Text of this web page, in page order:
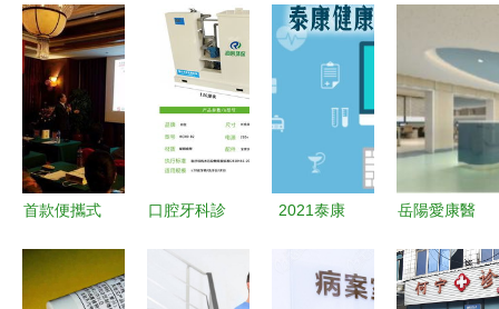
首款便攜式
檢測儀
口腔牙科診
設備 保障
2021泰康
款門診醫療
岳陽愛康醫
樓 以人為